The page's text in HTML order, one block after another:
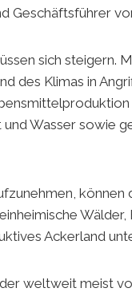
Geschäftsführer
sich steigern.
des Klimas in
Wasser sowie
Ackerland
weltweit meist